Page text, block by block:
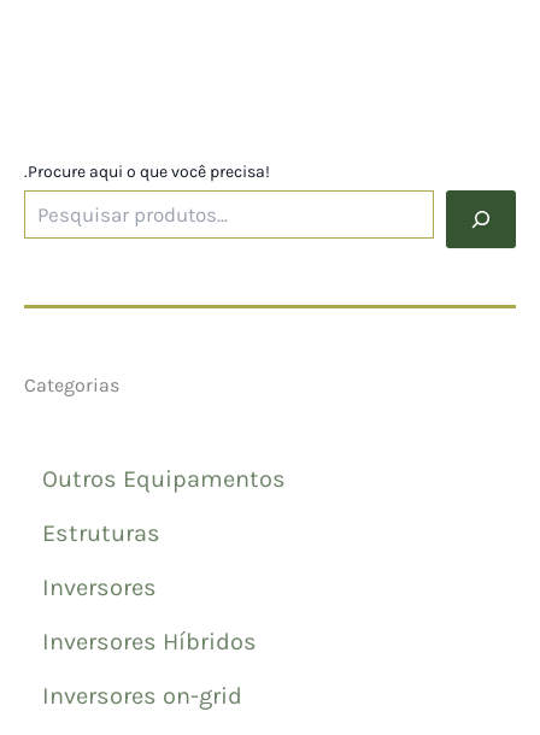
.Procure aqui o que você precisa!
Categorias
Outros Equipamentos
Estruturas
Inversores
Inversores Híbridos
Inversores on-grid